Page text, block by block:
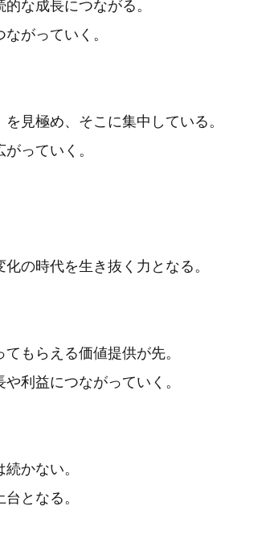
な成長につながる。
がっていく。
見極め、そこに集中している。
っていく。
の時代を生き抜く力となる。
もらえる価値提供が先。
利益につながっていく。
かない。
となる。